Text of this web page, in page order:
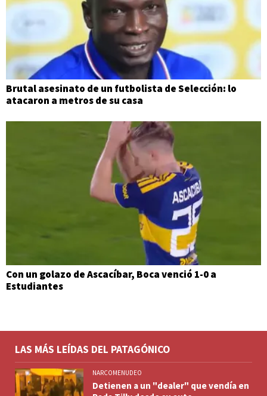
Brutal asesinato de un futbolista de Selección: lo
atacaron a metros de su casa
Con un golazo de Ascacíbar, Boca venció 1-0 a
Estudiantes
LAS MÁS LEÍDAS DEL PATAGÓNICO
NARCOMENUDEO
Detienen a un "dealer" que vendía en